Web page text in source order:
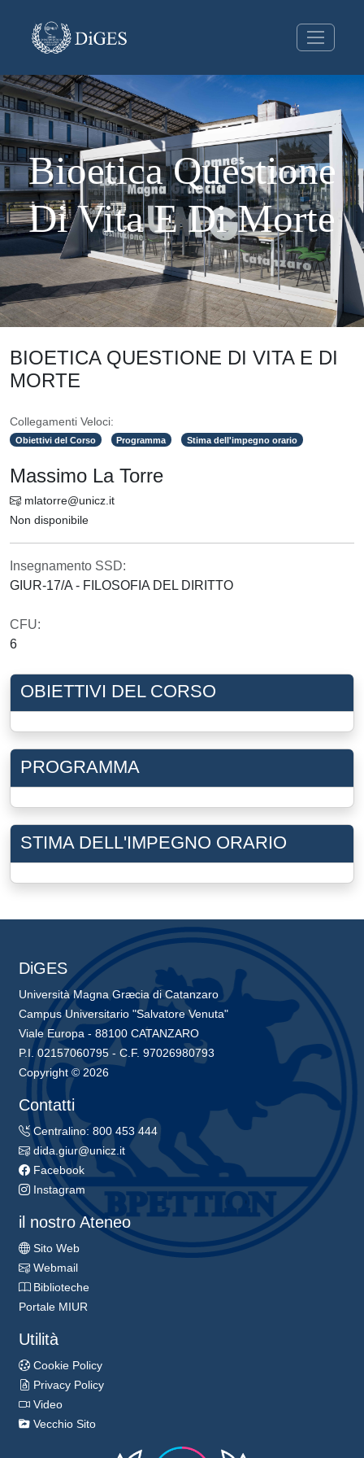
Bioetica Questione
Di Vita E Di Morte
BIOETICA QUESTIONE DI VITA E DI
MORTE
Collegamenti Veloci:
Obiettivi del Corso Programma Stima dell'impegno orario
Massimo La Torre
mlatorre@unicz.it
Non disponibile
Insegnamento SSD:
GIUR-17/A - FILOSOFIA DEL DIRITTO
CFU:
6
OBIETTIVI DEL CORSO
PROGRAMMA
STIMA DELL'IMPEGNO ORARIO
DiGES
Università Magna Græcia di Catanzaro
Campus Universitario "Salvatore Venuta"
Viale Europa - 88100 CATANZARO
P.I. 02157060795 - C.F. 97026980793
Copyright © 2026
Contatti
Centralino: 800 453 444
dida.giur@unicz.it
Facebook
Instagram
il nostro Ateneo
Sito Web
Webmail
Biblioteche
Portale MIUR
Utilità
Cookie Policy
Privacy Policy
Video
Vecchio Sito